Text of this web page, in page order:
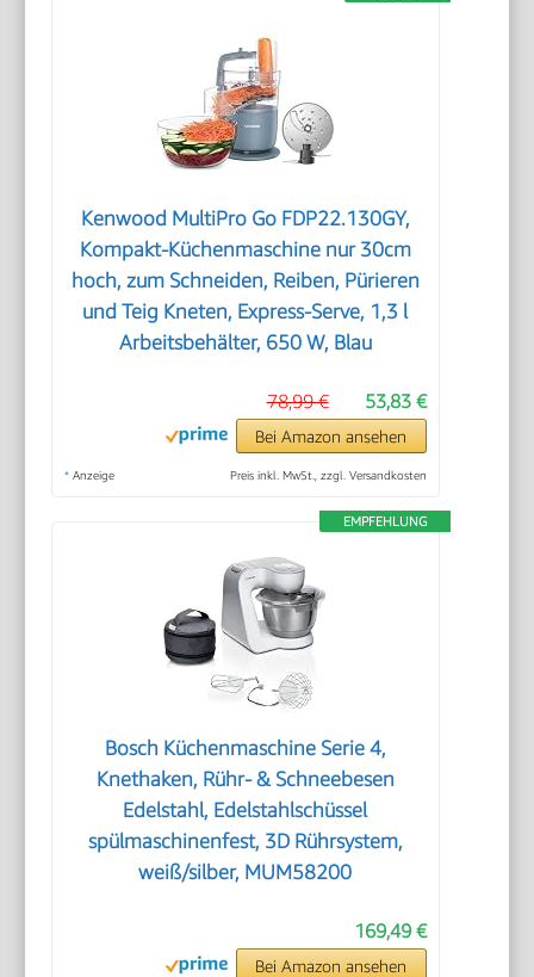
Kenwood MultiPro Go FDP22.130GY,
Kompakt-Küchenmaschine nur 30cm
hoch, zum Schneiden, Reiben, Pürieren
und Teig Kneten, Express-Serve, 1,3 l
Arbeitsbehälter, 650 W, Blau
53,83 €
78,99 €
Bei Amazon ansehen
* Anzeige Preis inkl. MwSt., zzgl. Versandkosten
EMPFEHLUNG
Bosch Küchenmaschine Serie 4,
Knethaken, Rühr- & Schneebesen
Edelstahl, Edelstahlschüssel
spülmaschinenfest, 3D Rührsystem,
weiß/silber, MUM58200
169,49 €
Bei Amazon ansehen